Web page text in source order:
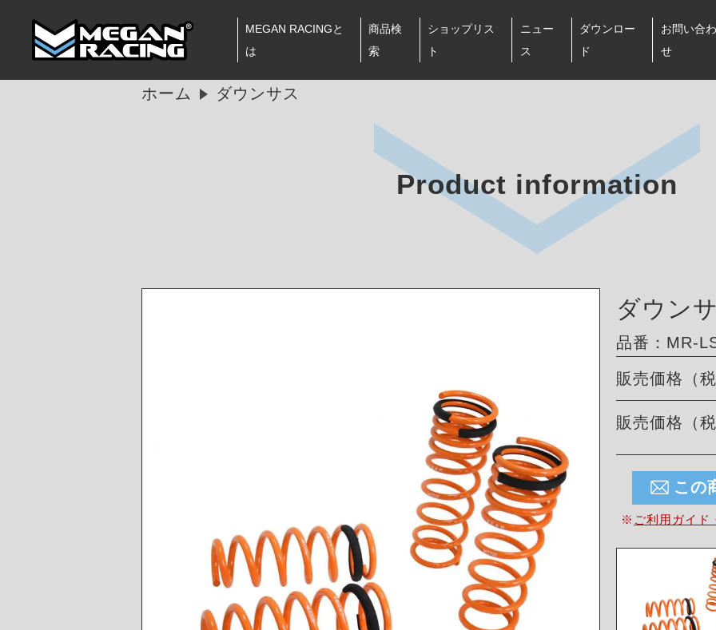
MEGAN RACINGと
は
商品検
索
ショップリス
ト
ニュー
ス
ダウンロー
ド
お問い合わ
せ
ホーム ダウンサス
Product information
ダウン
品番：MR-
販売価格（税
販売価格（税
この
※ ご利用ガイド